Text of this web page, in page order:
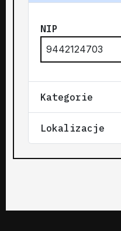
NIP
9442124703
Kategorie
Lokalizacje